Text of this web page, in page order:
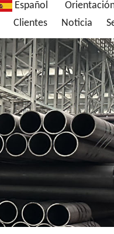
Español
Clientes Noticia